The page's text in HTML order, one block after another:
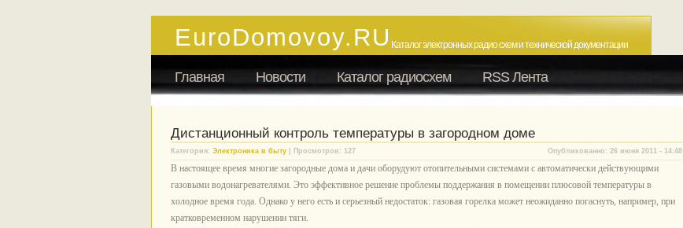
EuroDomovoy.RU Каталог электронных радио схем и технической документации
Главная Новости Каталог радиосхем RSS Лента
Дистанционный контроль температуры в загородном доме
Категория: Электроника в быту | Просмотров: 127 Опубликованно: 26 июня 2011 - 14:48
В настоящее время многие загородные дома и дачи оборудуют отопительными системами с автоматически действующими
газовыми водонагревателями. Это эффективное решение проблемы поддержания в помещении плюсовой температуры в
холодное время года. Однако у него есть и серьезный недостаток: газовая горелка может неожиданно погаснуть, например, при
кратковременном нарушении тяги.